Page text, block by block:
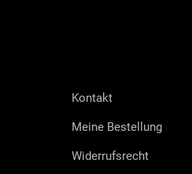
Kontakt
Meine Bestellung
Widerrufsrecht